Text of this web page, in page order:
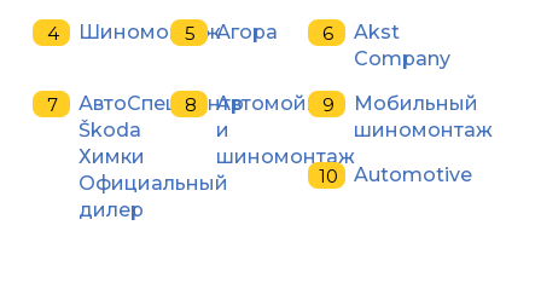
ШиномонтажАгора
Akst
Company
АвтоСпецЦентр
Škoda
Химки
Официальный
дилер
Автомойка
и
шиномонтаж
Мобильный
шиномонтаж
Automotive